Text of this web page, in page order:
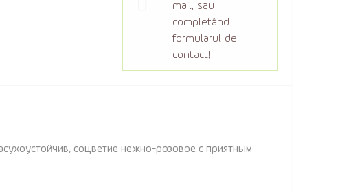
mail, sau
completând
formularul de
contact!
соцветие нежно-розовое с приятным